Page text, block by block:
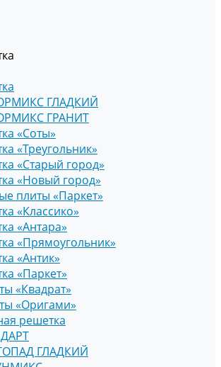
ГЛАДКИЙ
ГРАНИТ
«Соты»
«Треугольник»
«Старый город»
«Новый город»
плиты «Паркет»
«Классико»
«Антара»
«Прямоугольник»
«Антик»
«Паркет»
«Квадрат»
«Оригами»
решетка
ГЛАДКИЙ